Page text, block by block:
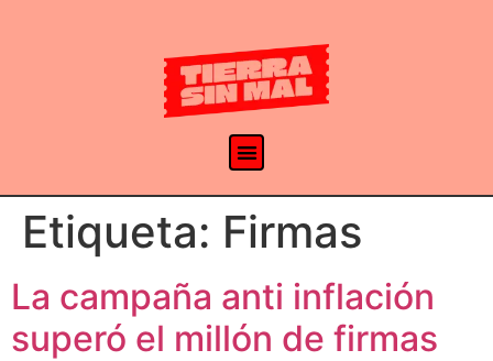
Etiqueta: Firmas
La campaña anti inflación
superó el millón de firmas